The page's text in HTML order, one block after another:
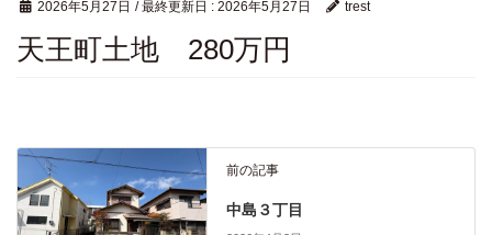
2026年5月27日 / 最終更新日 : 2026年5月27日 trest
天王町土地 280万円
前の記事
中島３丁目